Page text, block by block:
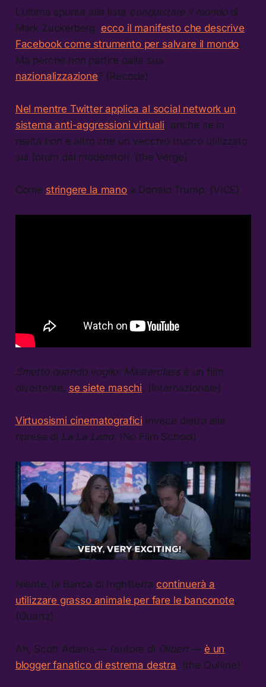
L’ultima spunta alla lista conquistare il mondo di
Mark Zuckerberg: ecco il manifesto che descrive
Facebook come strumento per salvare il mondo.
Ma perché non partire dalla sua
nazionalizzazione? (Recode)
Nel mentre Twitter applica al social network un
sistema anti-aggressioni virtuali , anche se in
realtà non è altro che un vecchio trucco utilizzato
sui forum dai moderatori. (the Verge)
Come stringere la manoa Donald Trump. (VICE)
Smetto quando voglio: Masterclass è un film
divertente, se siete maschi. (Internazionale)
Virtuosismi cinematografici invece dietro alle
riprese di La La Land. (No Film School)
Niente, la Banca di Inghilterra continuerà a
utilizzare grasso animale per fare le banconote.
(Quartz)
Ah, Scott Adams — l’autore di Dilbert— è un
blogger fanatico di estrema destra. (the Outline)